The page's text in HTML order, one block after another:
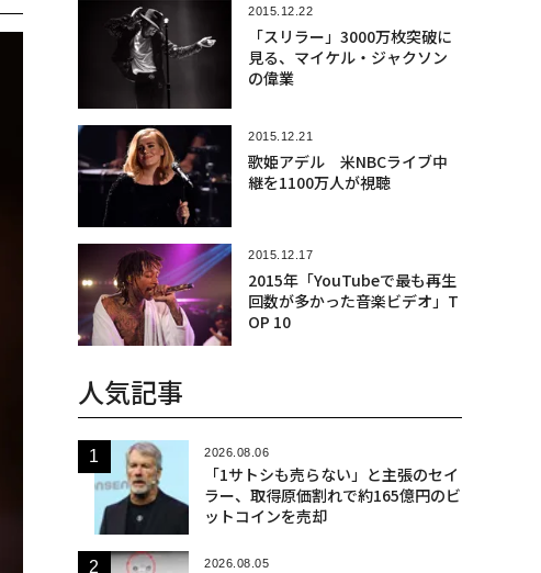
2015.12.22
「スリラー」3000万枚突破に
見る、マイケル・ジャクソン
の偉業
2015.12.21
歌姫アデル 米NBCライブ中
継を1100万人が視聴
2015.12.17
2015年「YouTubeで最も再生
回数が多かった音楽ビデオ」T
OP 10
人気記事
2026.08.06
「1サトシも売らない」と主張のセイ
ラー、取得原価割れで約165億円のビ
ットコインを売却
2026.08.05